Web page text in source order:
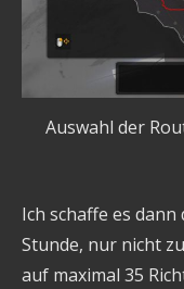
Auswahl der
Ich schaffe es
Stunde, nur nicht
auf maximal 35